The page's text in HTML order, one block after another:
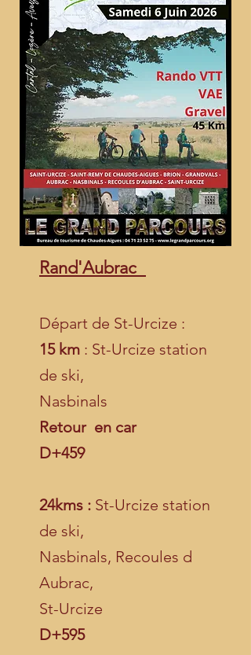
Rand'Aubrac
Départ de St-Urcize :
15 km : St-Urcize station
de ski,
Nasbinals
Retour en car
D+459
24kms : St-Urcize station
de ski,
Nasbinals, Recoules d
Aubrac,
St-Urcize
D+595